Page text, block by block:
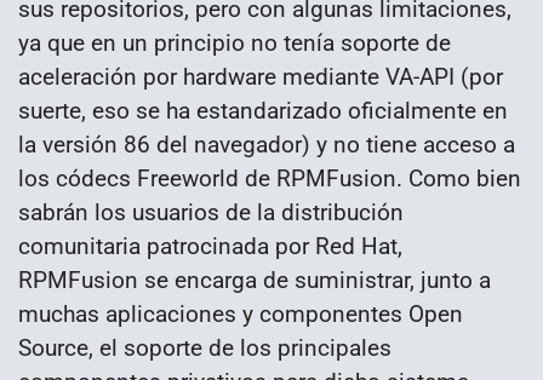
sus repositorios, pero con algunas limitaciones,
ya que en un principio no tenía soporte de
aceleración por hardware mediante VA-API (por
suerte, eso se ha estandarizado oficialmente en
la versión 86 del navegador) y no tiene acceso a
los códecs Freeworld de RPMFusion. Como bien
sabrán los usuarios de la distribución
comunitaria patrocinada por Red Hat,
RPMFusion se encarga de suministrar, junto a
muchas aplicaciones y componentes Open
Source, el soporte de los principales